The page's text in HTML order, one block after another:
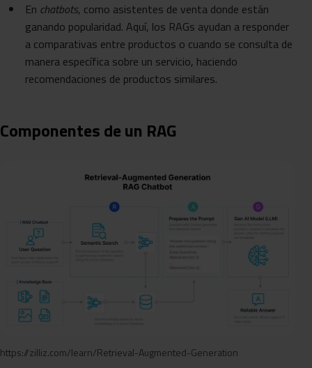
En chatbots, como asistentes de venta donde están
ganando popularidad. Aquí, los RAGs ayudan a responder
a comparativas entre productos o cuando se consulta de
manera específica sobre un servicio, haciendo
recomendaciones de productos similares.
Componentes de un RAG
https://zilliz.com/learn/Retrieval-Augmented-Generation